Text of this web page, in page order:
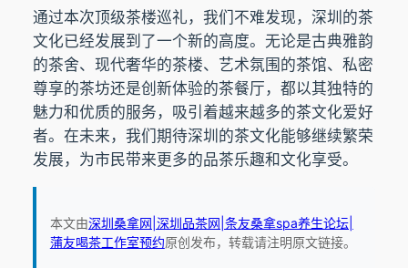
通过本次顶级茶楼巡礼，我们不难发现，深圳的茶
文化已经发展到了一个新的高度。无论是古典雅韵
的茶舍、现代奢华的茶楼、艺术氛围的茶馆、私密
尊享的茶坊还是创新体验的茶餐厅，都以其独特的
魅力和优质的服务，吸引着越来越多的茶文化爱好
者。在未来，我们期待深圳的茶文化能够继续繁荣
发展，为市民带来更多的品茶乐趣和文化享受。
本文由深圳桑拿网|深圳品茶网|条友桑拿spa养生论坛|
蒲友喝茶工作室预约原创发布，转载请注明原文链接。